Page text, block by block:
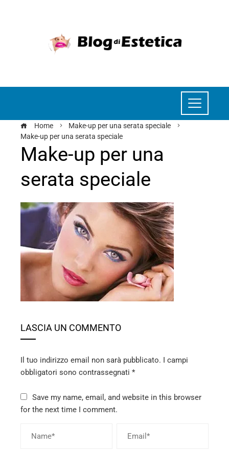
Home
Make-up per una serata speciale
Make-up per una serata speciale
Make-up per una
serata speciale
LASCIA UN COMMENTO
Il tuo indirizzo email non sarà pubblicato. I campi
obbligatori sono contrassegnati *
Save my name, email, and website in this browser
for the next time I comment.